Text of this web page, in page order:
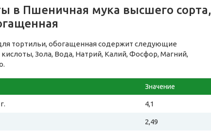
в Пшеничная мука высшего сорта,
тортильи, обогащенная содержит следующие
Зола, Вода, Натрий, Калий, Фосфор, Магний,
Значение
4,1
2,49